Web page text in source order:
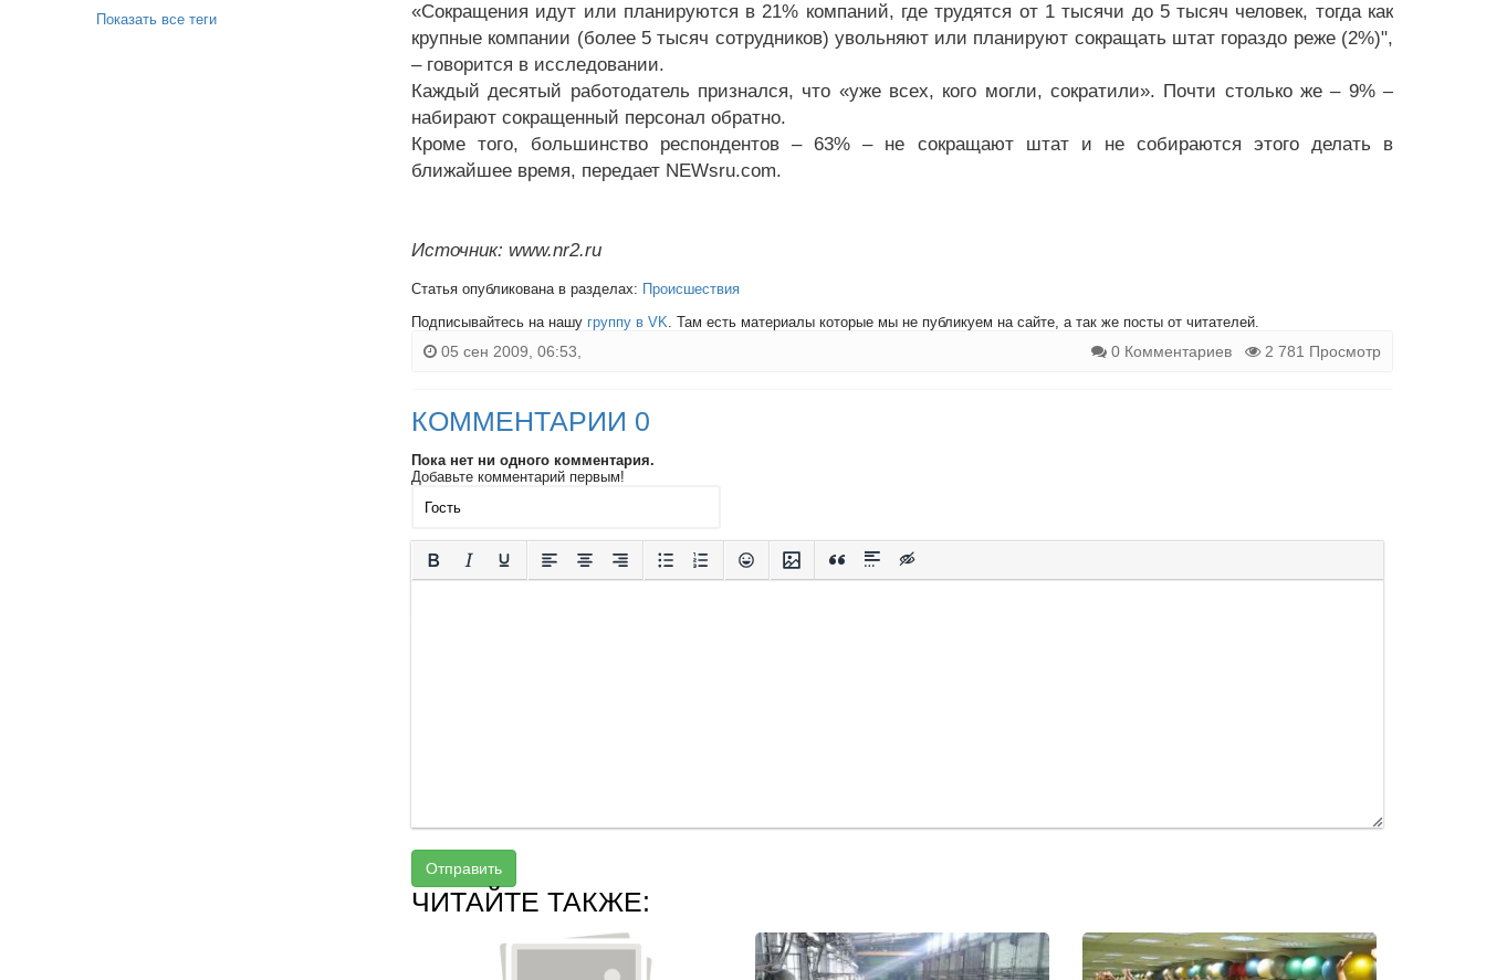
Показать все теги
«Сокращения идут или планируются в 21% компаний, где трудятся от 1 тысячи до 5 тысяч человек, тогда как
крупные компании (более 5 тысяч сотрудников) увольняют или планируют сокращать штат гораздо реже (2%)",
– говорится в исследовании.
Каждый десятый работодатель признался, что «уже всех, кого могли, сократили». Почти столько же – 9% –
набирают сокращенный персонал обратно.
Кроме того, большинство респондентов – 63% – не сокращают штат и не собираются этого делать в
ближайшее время, передает NEWsru.com.
Источник: www.nr2.ru
Статья опубликована в разделах: Происшествия
Подписывайтесь на нашу группу в VK. Там есть материалы которые мы не публикуем на сайте, а так же посты от читателей.
05 сен 2009, 06:53, 0 Комментариев 2 781 Просмотр
КОММЕНТАРИИ 0
Пока нет ни одного комментария.
Добавьте комментарий первым!
Отправить
ЧИТАЙТЕ ТАКЖЕ: